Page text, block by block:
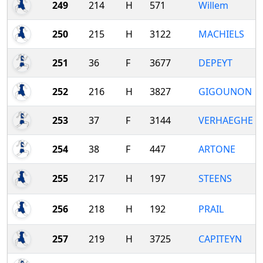
249 214 H 571 Willem
250 215 H 3122 MACHIELS
251 36 F 3677 DEPEYT
252 216 H 3827 GIGOUNON
253 37 F 3144 VERHAEGHE
254 38 F 447 ARTONE
255 217 H 197 STEENS
256 218 H 192 PRAIL
257 219 H 3725 CAPITEYN